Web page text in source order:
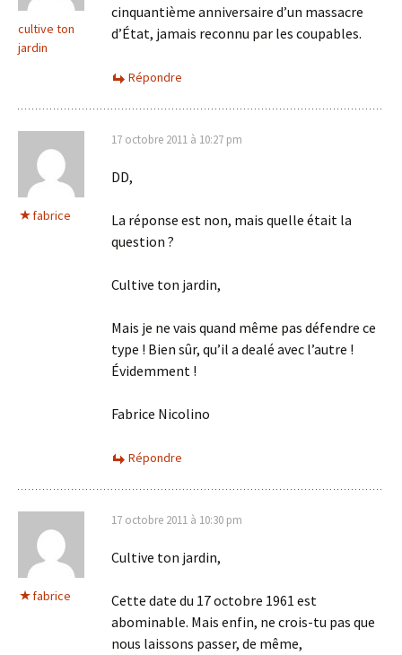
cultive ton
jardin
cinquantième anniversaire d’un massacre
d’État, jamais reconnu par les coupables.
Répondre
fabrice
17 octobre 2011 à 10:27 pm
DD,
La réponse est non, mais quelle était la
question ?
Cultive ton jardin,
Mais je ne vais quand même pas défendre ce
type ! Bien sûr, qu’il a dealé avec l’autre !
Évidemment !
Fabrice Nicolino
Répondre
fabrice
17 octobre 2011 à 10:30 pm
Cultive ton jardin,
Cette date du 17 octobre 1961 est
abominable. Mais enfin, ne crois-tu pas que
nous laissons passer, de même,